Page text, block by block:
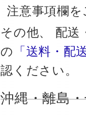
注意事項欄
その他、 配送
の
「送料・配
認ください。
沖縄・離島